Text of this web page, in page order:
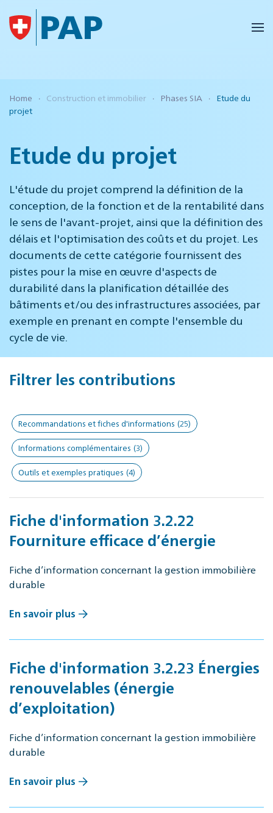
Accéder au contenu principal
Home Construction et immobilier Phases SIA
Etude du
projet
Etude du projet
L'étude du projet comprend la définition de la
conception, de la fonction et de la rentabilité dans
le sens de l'avant-projet, ainsi que la définition des
délais et l'optimisation des coûts et du projet. Les
documents de cette catégorie fournissent des
pistes pour la mise en œuvre d'aspects de
durabilité dans la planification détaillée des
bâtiments et/ou des infrastructures associées, par
exemple en prenant en compte l'ensemble du
cycle de vie.
Filtrer les contributions
Recommandations et fiches d'informations (25)
Informations complémentaires (3)
Outils et exemples pratiques (4)
Fiche d'information 3.2.22
Fourniture efficace d’énergie
Fiche d’information concernant la gestion immobilière
durable
En savoir plus
Fiche d'information 3.2.23 Énergies
renouvelables (énergie
d’exploitation)
Fiche d’information concernant la gestion immobilière
durable
En savoir plus